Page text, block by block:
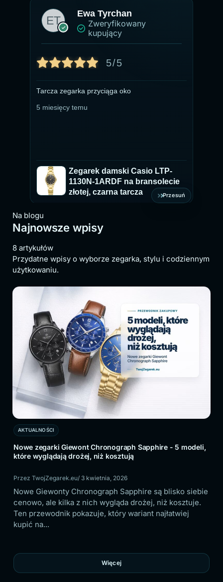
Ewa Tyrchan
Zweryfikowany
kupujący
5/5
Tarcza zegarka przyciąga oko
5 miesięcy temu
Zegarek damski Casio LTP-
1130N-1ARDF na bransolecie
złotej, czarna tarcza
Przesuń
Na blogu
Najnowsze wpisy
8 artykułów
Przydatne wpisy o wyborze zegarka, stylu i codziennym
użytkowaniu.
AKTUALNOŚCI
Nowe zegarki Giewont Chronograph Sapphire - 5 modeli,
które wyglądają drożej, niż kosztują
Przez TwojZegarek.eu/ 3 kwietnia, 2026
Nowe Giewonty Chronograph Sapphire są blisko siebie
cenowo, ale kilka z nich wygląda drożej, niż kosztuje.
Ten przewodnik pokazuje, który wariant najłatwiej
kupić na...
Więcej